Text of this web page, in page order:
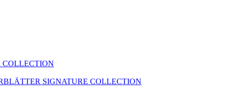
COLLECTION
SIGNATURE COLLECTION